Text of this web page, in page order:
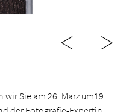
wir Sie am 26. März um19